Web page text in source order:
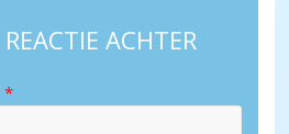
ACHTER
*